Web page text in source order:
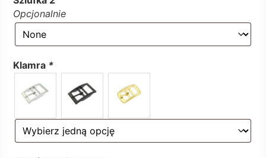
Opcjonalnie
Klamra *